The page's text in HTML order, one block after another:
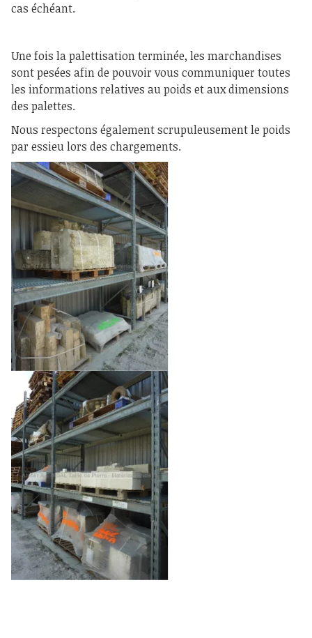
cas échéant.
Une fois la palettisation terminée, les marchandises
sont pesées afin de pouvoir vous communiquer toutes
les informations relatives au poids et aux dimensions
des palettes.
Nous respectons également scrupuleusement le poids
par essieu lors des chargements.